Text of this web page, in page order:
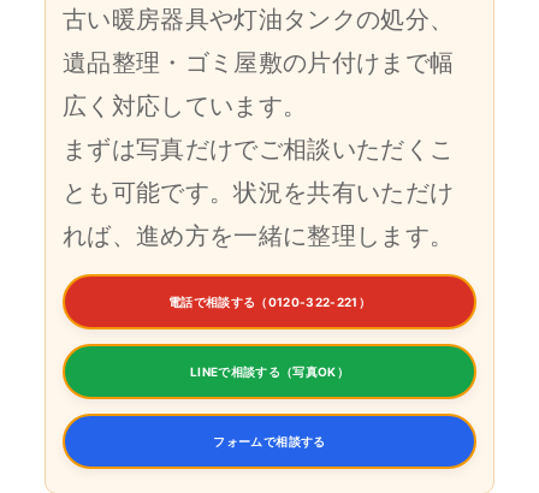
古い暖房器具や灯油タンクの処分、
遺品整理・ゴミ屋敷の片付けまで幅
広く対応しています。
まずは写真だけでご相談いただくこ
とも可能です。状況を共有いただけ
れば、進め方を一緒に整理します。
電話で相談する（0120-322-221）
LINEで相談する（写真OK）
フォームで相談する